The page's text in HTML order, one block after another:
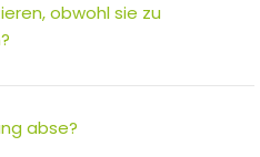
obwohl sie zu
abse?